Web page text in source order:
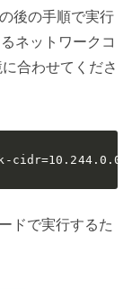
後の手順で実行
ネットワークコ
合わせてくださ
cidr=10.244.0.0/
ドで実行するた